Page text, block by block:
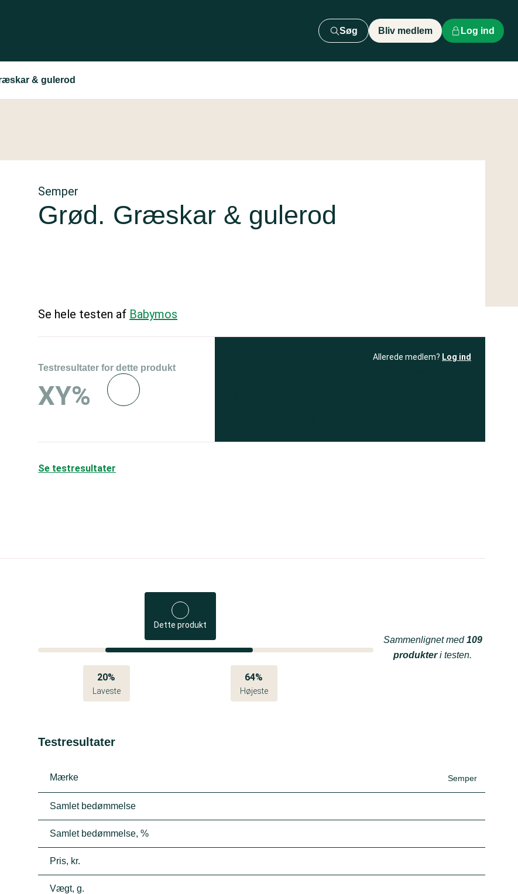
Søg Bliv medlem Log ind
& gulerod
Semper
Grød. Græskar & gulerod
Se hele testen af Babymos
Testresultater for dette produkt
XY%
Allerede medlem? Log ind
Se testresultater
Dette produkt
20%
Laveste
64%
Højeste
Sammenlignet med109
produkteri testen.
Testresultater
Mærke Semper
Samlet bedømmelse
Samlet bedømmelse, %
Pris, kr.
Vægt, g.